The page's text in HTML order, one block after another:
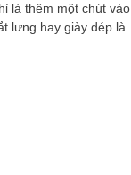
là thêm một chút vào
lưng hay giày dép là